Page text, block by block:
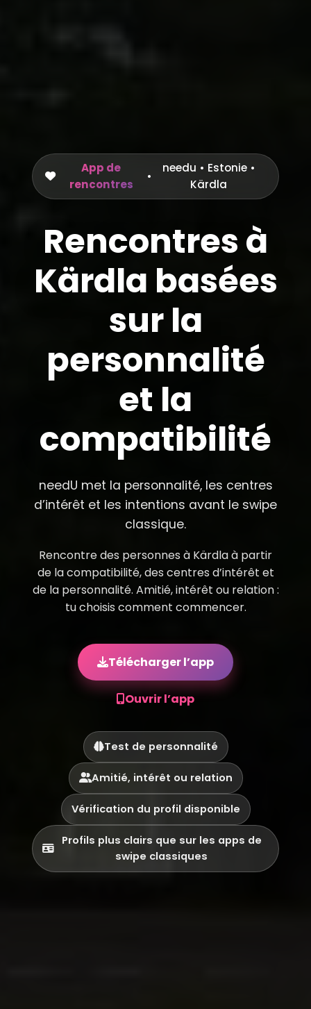
App de
rencontres
•
needu • Estonie•
Kärdla
Rencontres à
Kärdla basées
sur la
personnalité
et la
compatibilité
needU met la personnalité, les centres
d’intérêt et les intentions avant le swipe
classique.
Rencontre des personnes à Kärdla à partir
de la compatibilité, des centres d’intérêt et
de la personnalité. Amitié, intérêt ou relation :
tu choisis comment commencer.
Télécharger l’app
Ouvrir l’app
Test de personnalité
Amitié, intérêt ou relation
Vérification du profil disponible
Profils plus clairs que sur les apps de
swipe classiques